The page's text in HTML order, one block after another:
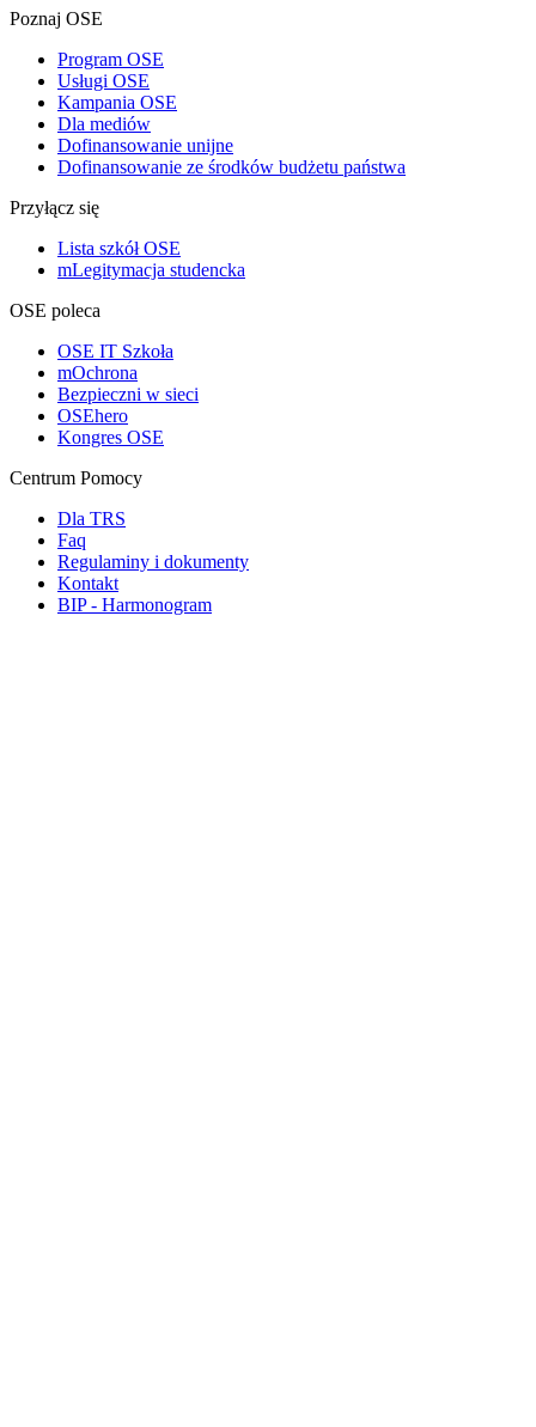
Poznaj OSE
Program OSE
Usługi OSE
Kampania OSE
Dla mediów
Dofinansowanie unijne
Dofinansowanie ze środków budżetu państwa
Przyłącz się
Lista szkół OSE
mLegitymacja studencka
OSE poleca
OSE IT Szkoła
mOchrona
Bezpieczni w sieci
OSEhero
Kongres OSE
Centrum Pomocy
Dla TRS
Faq
Regulaminy i dokumenty
Kontakt
BIP - Harmonogram